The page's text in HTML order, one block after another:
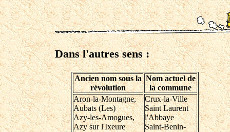
Dans l'autres sens :
Ancien nom sous la
révolution
Nom actuel de
la commune
Aron-la-Montagne,
Aubats (Les)
Azy-les-Amogues,
Azy sur l'Ixeure
Crux-la-Ville
Saint Laurent
l'Abbaye
Saint-Benin-